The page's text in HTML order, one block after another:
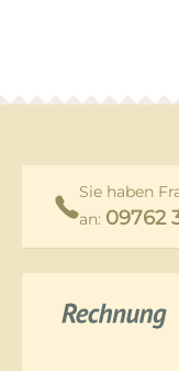
Sie haben
an: 09762